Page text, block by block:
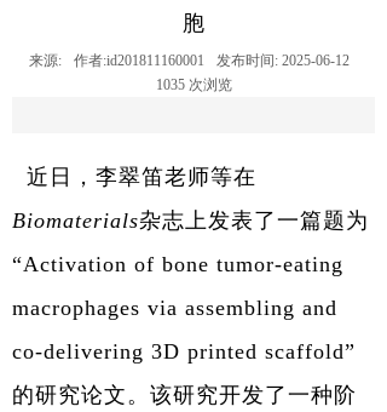
胞
来源: 作者:id201811160001 发布时间: 2025-06-12
1035 次浏览
近日， 李翠笛老师等在
Biomaterials杂志上发表了一篇题为
“Activation of bone tumor-eating
macrophages via assembling and
co-delivering 3D printed scaffold”
的研究论文。该研究开发了一种阶